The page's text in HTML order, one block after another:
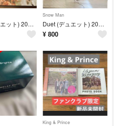
Duet (デュエット) 2022年 05月号 SnowMan 佐久間大介
Snow Man
Duet (デュエット) 2021年 11月号 SnowMan 向井康二
¥ 800
King & Prince